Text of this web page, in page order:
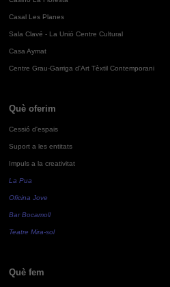
Casal Les Planes
Sala Clavé - La Unió Centre Cultural
Casa Aymat
Centre Grau-Garriga d'Art Tèxtil Contemporani
Què oferim
Cessió d'espais
Suport a les entitats
Impuls a la creativitat
La Pua
Oficina Jove
Bar Bocamoll
Teatre Mira-sol
Què fem